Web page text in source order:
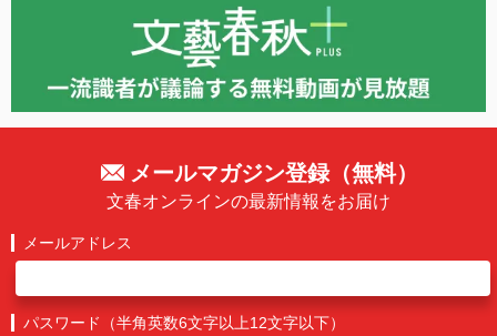
メールマガジン登録（無料）
文春オンラインの最新情報をお届け
メールアドレス
パスワード（半角英数6文字以上12文字以下）